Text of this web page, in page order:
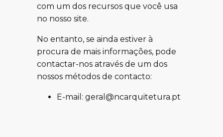
com um dos recursos que você usa
no nosso site.
No entanto, se ainda estiver à
procura de mais informações, pode
contactar-nos através de um dos
nossos métodos de contacto:
E-mail: geral@ncarquitetura.pt